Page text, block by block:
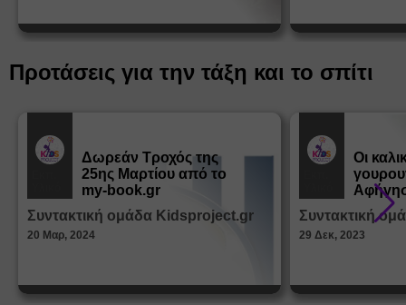
Προτάσεις για την τάξη και το σπίτι
Δωρεάν Tροχός της
25ης Μαρτίου από το
my-book.gr
Συντακτική ομάδα Kidsproject.gr
20 Μαρ, 2024
Οι
από τα
Συντακτική
29 Δεκ, 2023